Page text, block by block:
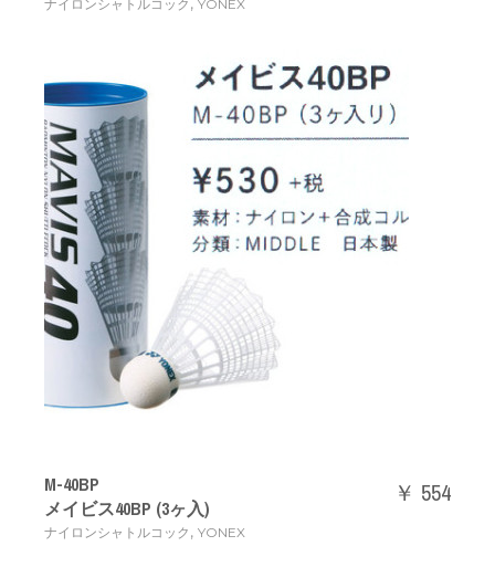
ナイロンシャトルコック YONEX
M-40BP
メイビス40BP (3ヶ入)
ナイロンシャトルコック , YONEX
￥ 554